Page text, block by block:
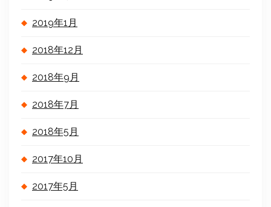
2019年1月
2018年12月
2018年9月
2018年7月
2018年5月
2017年10月
2017年5月